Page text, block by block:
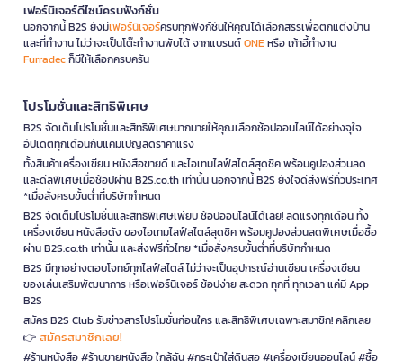
เฟอร์นิเจอร์ดีไซน์ครบฟังก์ชั่น
นอกจากนี้ B2S ยังมีเฟอร์นิเจอร์ครบทุกฟังก์ชันให้คุณได้เลือกสรรเพื่อตกแต่งบ้าน
และที่ทำงาน ไม่ว่าจะเป็นโต๊ะทำงานพับได้ จากแบรนด์ONEหรือ เก้าอี้ทำงาน
Furradecก็มีให้เลือกครบครัน
โปรโมชั่นและสิทธิพิเศษ
B2S จัดเต็มโปรโมชั่นและสิทธิพิเศษมากมายให้คุณเลือกช้อปออนไลน์ได้อย่างจุใจ
อัปเดตทุกเดือนกับแคมเปญลดราคาแรง
ทั้งสินค้าเครื่องเขียน หนังสือขายดี และไอเทมไลฟ์สไตล์สุดชิค พร้อมคูปองส่วนลด
และดีลพิเศษเมื่อช้อปผ่าน B2S.co.th เท่านั้น นอกจากนี้ B2S ยังใจดีส่งฟรีทั่วประเทศ
*เมื่อสั่งครบขั้นต่ำที่บริษัทกำหนด
B2S จัดเต็มโปรโมชั่นและสิทธิพิเศษเพียบ ช้อปออนไลน์ได้เลย! ลดแรงทุกเดือน ทั้ง
เครื่องเขียน หนังสือดัง ของไอเทมไลฟ์สไตล์สุดชิค พร้อมคูปองส่วนลดพิเศษเมื่อซื้อ
ผ่าน B2S.co.th เท่านั้น และส่งฟรีทั่วไทย *เมื่อสั่งครบขั้นต่ำที่บริษัทกำหนด
B2S มีทุกอย่างตอบโจทย์ทุกไลฟ์สไตล์ ไม่ว่าจะเป็นอุปกรณ์อ่านเขียน เครื่องเขียน
ของเล่นเสริมพัฒนาการ หรือเฟอร์นิเจอร์ ช้อปง่าย สะดวก ทุกที่ ทุกเวลา แค่มี App
B2S
สมัคร B2S Club รับข่าวสารโปรโมชั่นก่อนใคร และสิทธิพิเศษเฉพาะสมาชิก! คลิกเลย
👉 สมัครสมาชิกเลย!
#ร้านหนังสือ #ร้านขายหนังสือ ใกล้ฉัน #กระเป๋าใส่ดินสอ #เครื่องเขียนออนไลน์ #ซื้อ